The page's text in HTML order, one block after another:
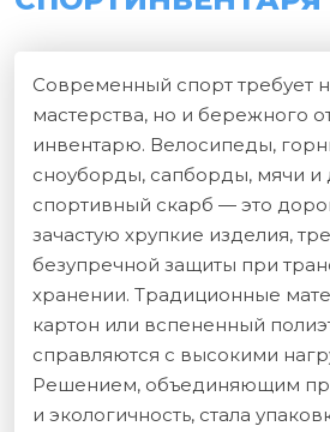
Современный спорт требует
мастерства, но и бережного
инвентарю. Велосипеды,
сноуборды, сапборды, мячи и
спортивный скарб — это
зачастую хрупкие изделия,
безупречной защиты при
хранении. Традиционные
картон или вспененный
справляются с высокими
Решением, объединяющим
и экологичность, стала